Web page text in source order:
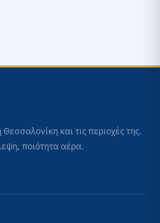
και τις περιοχές της.
ποιότητα αέρα.